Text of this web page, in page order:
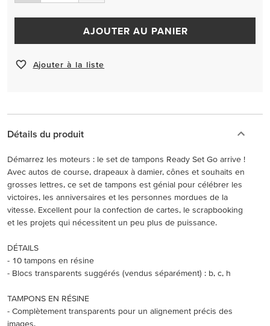
AJOUTER AU PANIER
Ajouter à la liste
Détails du produit
Démarrez les moteurs : le set de tampons Ready Set Go arrive !
Avec autos de course, drapeaux à damier, cônes et souhaits en
grosses lettres, ce set de tampons est génial pour célébrer les
victoires, les anniversaires et les personnes mordues de la
vitesse. Excellent pour la confection de cartes, le scrapbooking
et les projets qui nécessitent un peu plus de puissance.
DÉTAILS
- 10 tampons en résine
- Blocs transparents suggérés (vendus séparément) : b, c, h
TAMPONS EN RÉSINE
- Complètement transparents pour un alignement précis des
images.